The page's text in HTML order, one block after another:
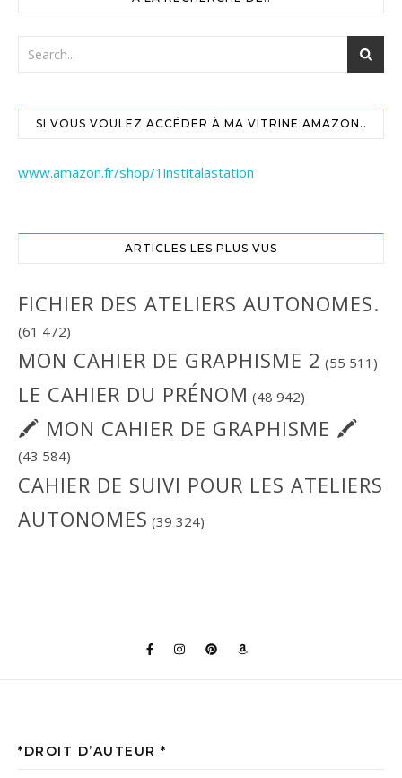
SI VOUS VOULEZ ACCÉDER À MA VITRINE AMAZON..
www.amazon.fr/shop/1institalastation
ARTICLES LES PLUS VUS
FICHIER DES ATELIERS AUTONOMES.
(61 472)
MON CAHIER DE GRAPHISME 2 (55 511)
LE CAHIER DU PRÉNOM (48 942)
🖍 MON CAHIER DE GRAPHISME 🖍
(43 584)
CAHIER DE SUIVI POUR LES ATELIERS
AUTONOMES (39 324)
*DROIT D’AUTEUR *